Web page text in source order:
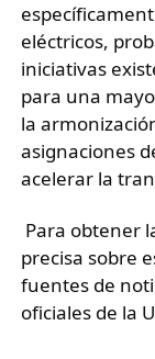
eléctricos,
iniciativas
para una
la
asignaciones
acelerar la
precisa sobre
fuentes de
oficiales de la